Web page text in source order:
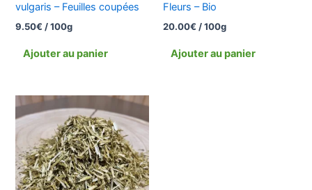
vulgaris – Feuilles coupées
9.50€ / 100g
Ajouter au panier
Fleurs – Bio
20.00€ / 100g
Ajouter au panier